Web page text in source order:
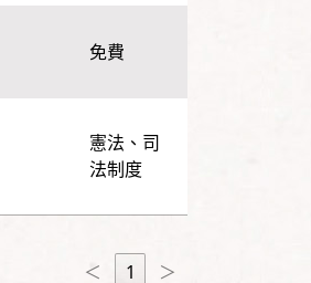
免費
憲法、司
法制度
＜
1 ＞